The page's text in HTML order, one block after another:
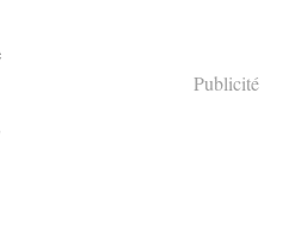
Publicité